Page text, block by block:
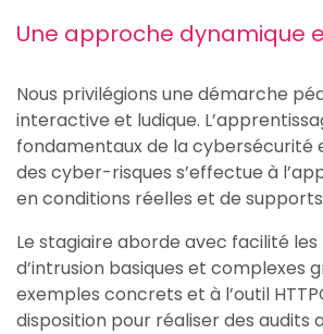
Une approche dynamique
Nous privilégions une démarche
interactive et ludique.
fondamentaux de la cybersécurité
des cyber-risques s’effectue à
en conditions réelles et de
Le stagiaire aborde avec facilité
d’intrusion basiques et complexes
exemples concrets et à l’outil
disposition pour réaliser des audits